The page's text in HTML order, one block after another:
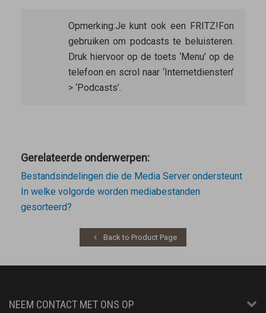
Opmerking:Je kunt ook een FRITZ!Fon
gebruiken om podcasts te beluisteren.
Druk hiervoor op de toets ‘Menu’ op de
telefoon en scrol naar ‘Internetdiensten’
> ‘Podcasts’.
Gerelateerde onderwerpen:
Bestandsindelingen die de Media Server ondersteunt
In welke volgorde worden mediabestanden
gesorteerd?
Back to Product Page
NEEM CONTACT MET ONS OP